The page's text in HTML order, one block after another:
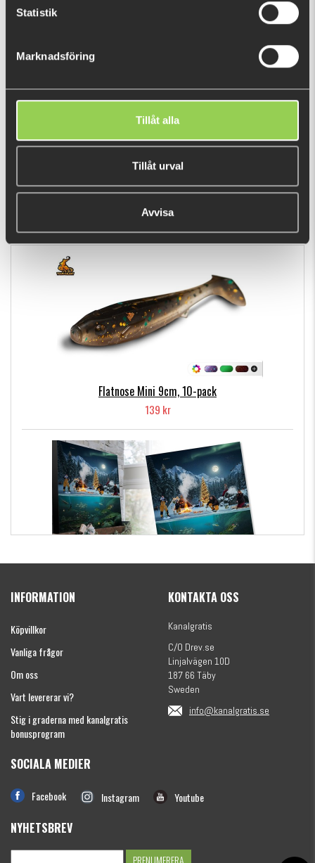
Statistik
Marknadsföring
Tillåt alla
Tillåt urval
Avvisa
Headbanger Shad 16 Extra Tails
39 kr (55 kr)
POPULÄRA PRODUKTER
Flatnose Mini 9cm, 10-pack
139 kr
(julkalender)
89 kr
INFORMATION
Köpvillkor
Vanliga frågor
Om oss
Vart levererar vi?
Stig i graderna med kanalgratis
bonusprogram
KONTAKTA OSS
Kanalgratis
C/O Drev.se
Linjalvägen 10D
187 66 Täby
Sweden
info@kanalgratis.se
SOCIALA MEDIER
Facebook Instagram Youtube
NYHETSBREV